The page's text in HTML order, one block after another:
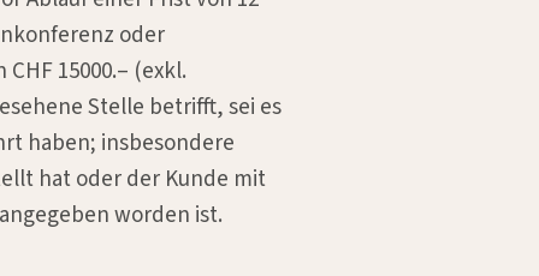
oder
15000.– (exkl.
Stelle betrifft, sei es
haben; insbesondere
hat oder der Kunde mit
worden ist.